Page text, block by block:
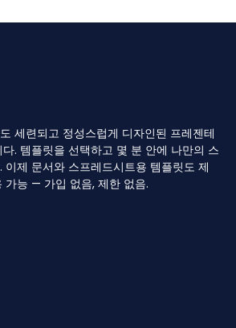
세련되고 정성스럽게 디자인된 프레젠테
. 템플릿을 선택하고 몇 분 안에 나만의 스
이제 문서와 스프레드시트용 템플릿도 제
가능 — 가입 없음, 제한 없음.